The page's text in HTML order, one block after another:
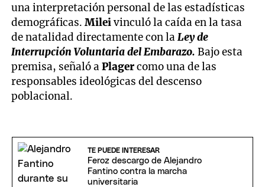
una interpretación personal de las estadísticas
demográficas.Mileivinculó la caída en la tasa
de natalidad directamente con laLey de
Interrupción Voluntaria del Embarazo.Bajo esta
premisa, señaló aPlagercomo una de las
responsables ideológicas del descenso
poblacional.
TE PUEDE INTERESAR
Feroz descargo de Alejandro
Fantino contra la marcha
universitaria